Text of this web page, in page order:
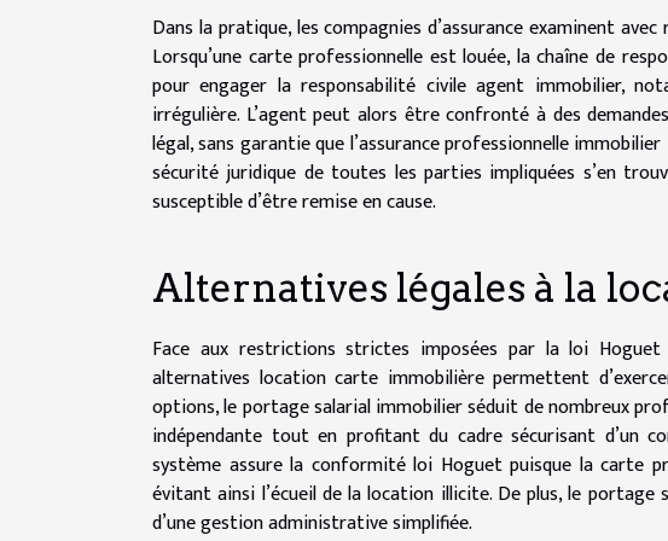
Dans la pratique, les compagnies d’assurance examinent
Lorsqu’une carte professionnelle est louée, la chaîne de
pour engager la responsabilité civile agent immobilier,
irrégulière. L’agent peut alors être confronté à des
légal, sans garantie que l’assurance professionnelle
sécurité juridique de toutes les parties impliquées s’en
susceptible d’être remise en cause.
Alternatives légales à la
Face aux restrictions strictes imposées par la loi
alternatives location carte immobilière permettent
options, le portage salarial immobilier séduit de nombreux
indépendante tout en profitant du cadre sécurisant d’un
système assure la conformité loi Hoguet puisque la carte
évitant ainsi l’écueil de la location illicite. De plus, le
d’une gestion administrative simplifiée.